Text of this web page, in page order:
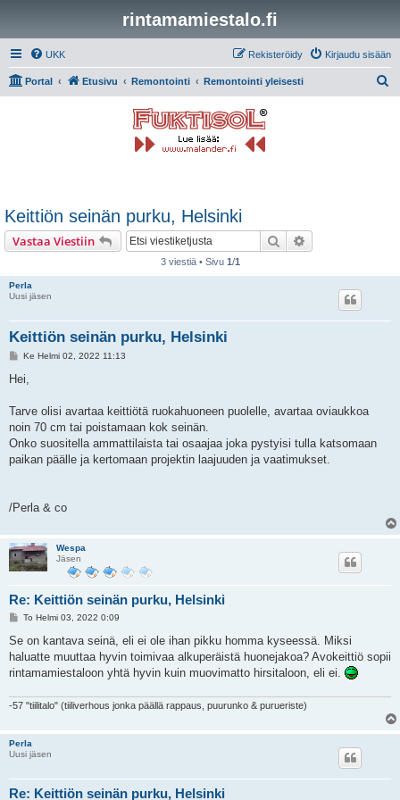
rintamamiestalo.fi
UKK Kirjaudu sisään
Rekisteröidy
Portal Etusivu Remontointi Remontointi yleisesti
Keittiön seinän purku, Helsinki
Vastaa Viestiin Etsi
3 viestiä • Sivu 1/1
Perla
Uusi jäsen
Keittiön seinän purku, Helsinki
V
e
i
Ke Helmi 02, 2022 11:13
Hei,
Tarve olisi avartaa keittiötä ruokahuoneen puolelle, avartaa oviaukkoa
noin 70 cm tai poistamaan kok seinän.
Onko suositella ammattilaista tai osaajaa joka pystyisi tulla katsomaan
paikan päälle ja kertomaan projektin laajuuden ja vaatimukset.
/Perla & co
Wespa
Jäsen
Re: Keittiön seinän purku, Helsinki
V
e
t
i
To Helmi 03, 2022 0:09
Se on kantava seinä, eli ei ole ihan pikku homma kyseessä. Miksi
haluatte muuttaa hyvin toimivaa alkuperäistä huonejakoa? Avokeittiö sopii
rintamamiestaloon yhtä hyvin kuin muovimatto hirsitaloon, eli ei.
-57 "tiilitalo" (tiiliverhous jonka päällä rappaus, puurunko & purueriste)
Perla
Uusi jäsen
Re: Keittiön seinän purku, Helsinki